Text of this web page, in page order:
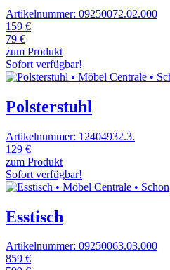
Artikelnummer: 09250072.02.000
159 €
79 €
zum Produkt
Sofort verfügbar!
Polsterstuhl
Artikelnummer: 12404932.3.
129 €
zum Produkt
Sofort verfügbar!
Esstisch
Artikelnummer: 09250063.03.000
859 €